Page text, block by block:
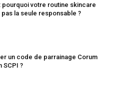
pourquoi votre routine skincare
pas la seule responsable ?
un code de parrainage Corum
SCPI ?